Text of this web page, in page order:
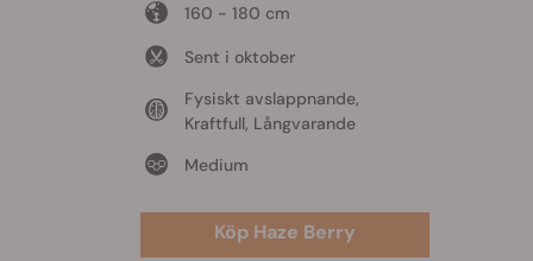
160 - 180 cm
Sent i oktober
Fysiskt avslappnande,
Kraftfull, Långvarande
Medium
Köp Haze Berry